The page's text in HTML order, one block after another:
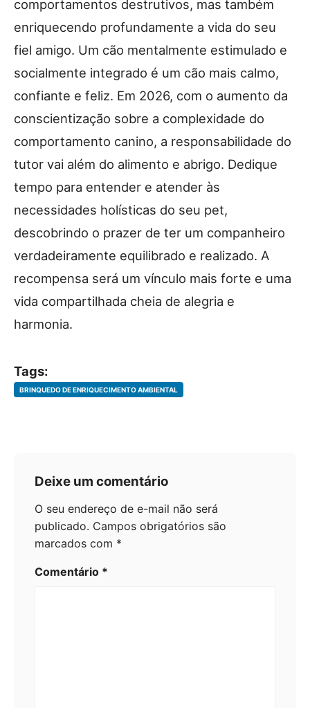
comportamentos destrutivos, mas também
enriquecendo profundamente a vida do seu
fiel amigo. Um cão mentalmente estimulado e
socialmente integrado é um cão mais calmo,
confiante e feliz. Em 2026, com o aumento da
conscientização sobre a complexidade do
comportamento canino, a responsabilidade do
tutor vai além do alimento e abrigo. Dedique
tempo para entender e atender às
necessidades holísticas do seu pet,
descobrindo o prazer de ter um companheiro
verdadeiramente equilibrado e realizado. A
recompensa será um vínculo mais forte e uma
vida compartilhada cheia de alegria e
harmonia.
Tags:
BRINQUEDO DE ENRIQUECIMENTO AMBIENTAL
Deixe um comentário
O seu endereço de e-mail não será
publicado. Campos obrigatórios são
marcados com *
Comentário *